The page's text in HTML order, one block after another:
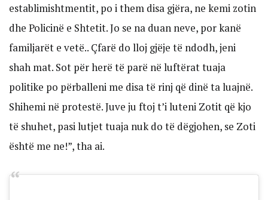
establimishtmentit, po i them disa gjëra, ne kemi zotin
dhe Policinë e Shtetit. Jo se na duan neve, por kanë
familjarët e vetë.. Çfarë do lloj gjëje të ndodh, jeni
shah mat. Sot për herë të parë në luftërat tuaja
politike po përballeni me disa të rinj që dinë ta luajnë.
Shihemi në protestë. Juve ju ftoj t’i luteni Zotit që kjo
të shuhet, pasi lutjet tuaja nuk do të dëgjohen, se Zoti
është me ne!”, tha ai.